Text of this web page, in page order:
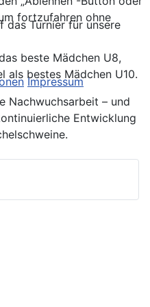
das Turnier für unsere
beste Mädchen U8,
als bestes Mädchen U10.
Nachwuchsarbeit – und
Entwicklung
fortzufahren ohne
Impressum